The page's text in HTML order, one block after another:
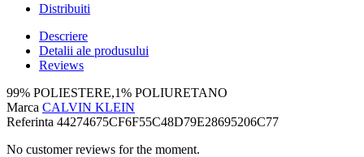
Distribuiti
Descriere
Detalii ale produsului
Reviews
99% POLIESTERE,1% POLIURETANO
Marca CALVIN KLEIN
Referinta 44274675CF6F55C48D79E28695206C77
No customer reviews for the moment.